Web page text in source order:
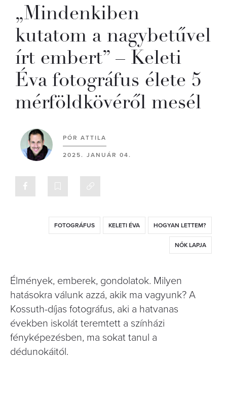
„Mindenkiben
kutatom a nagybetűvel
írt embert” – Keleti
Éva fotográfus élete 5
mérföldkövéről mesél
PÓR ATTILA
2025. JANUÁR 04.
FOTOGRÁFUS KELETI ÉVA HOGYAN LETTEM?
NŐK LAPJA
Élmények, emberek, gondolatok. Milyen
hatásokra válunk azzá, akik ma vagyunk? A
Kossuth-díjas fotográfus, aki a hatvanas
években iskolát teremtett a színházi
fényképezésben, ma sokat tanul a
dédunokáitól.